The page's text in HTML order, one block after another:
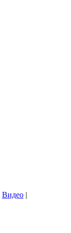
Видео |